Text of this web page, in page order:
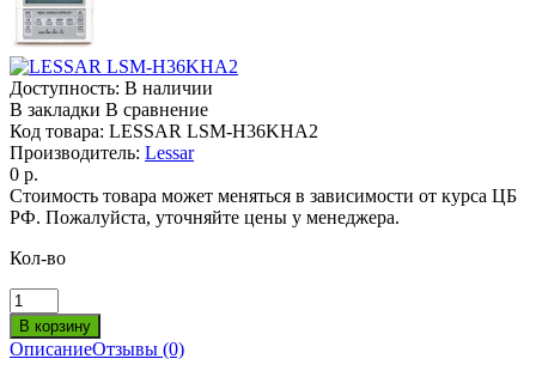
Доступность: В наличии
В закладки В сравнение
Код товара: LESSAR LSM-H36KHA2
Производитель: Lessar
0 р.
Стоимость товара может меняться в зависимости от курса ЦБ
РФ. Пожалуйста, уточняйте цены у менеджера.
Кол-во
ОписаниеОтзывы (0)